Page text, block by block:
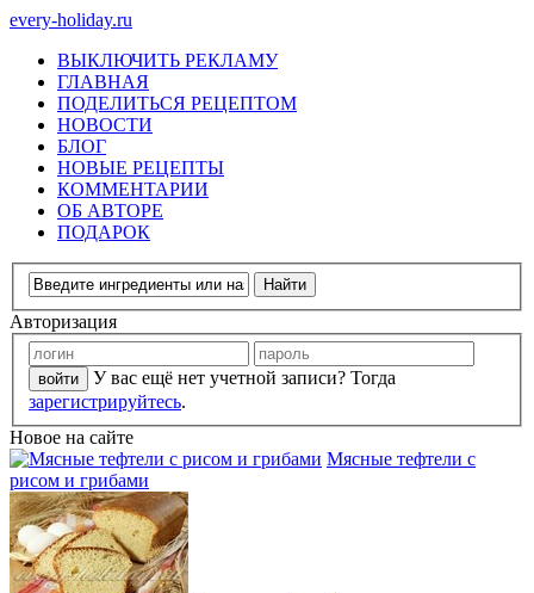
every-holiday.ru
ВЫКЛЮЧИТЬ РЕКЛАМУ
ГЛАВНАЯ
ПОДЕЛИТЬСЯ РЕЦЕПТОМ
НОВОСТИ
БЛОГ
НОВЫЕ РЕЦЕПТЫ
КОММЕНТАРИИ
ОБ АВТОРЕ
ПОДАРОК
Авторизация
У вас ещё нет учетной записи? Тогда
зарегистрируйтесь.
Новое на сайте
Мясные тефтели с
рисом и грибами